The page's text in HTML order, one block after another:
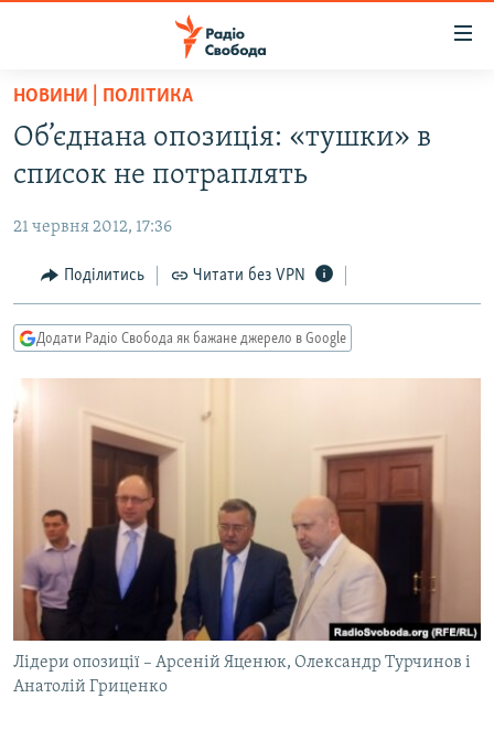
Перейти
основного
матеріалу
до
навігації
Перейти
до
РАДІО СВОБОДА – 70 РОКІВ
ВСЕ ЗА ДОБУ
ПОЛІТИКА
ЕКОНОМІКА
КУЛЬТУРА
ВІЙНА
РОСІЙСЬКА «ФІЛЬТРАЦІЯ»
КРИМ.РЕАЛІЇ
СХЕМИ
КИТАЙ.ВИКЛИКИ
МУЛЬТИМЕДІА
ФОТО
СПЕЦПРОЄКТИ
ПОДКАСТИ
КРИМ РЕАЛІЇ
НОВИНИ | ПОЛІТИКА
Об’єднана опозиція: «тушки» в
список не потраплять
21 червня 2012, 17:36
Поділитись Читати без VPN
Додати Радіо Свобода як бажане джерело в Google
Лідери опозиції – Арсеній Яценюк, Олександр Турчинов і
Анатолій Гриценко